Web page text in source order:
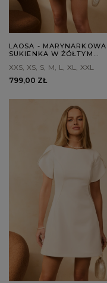
LAOSA -
SUKIENKA W ŻÓŁTYM
XXS XS S M L XL
XXL
799,00 ZŁ